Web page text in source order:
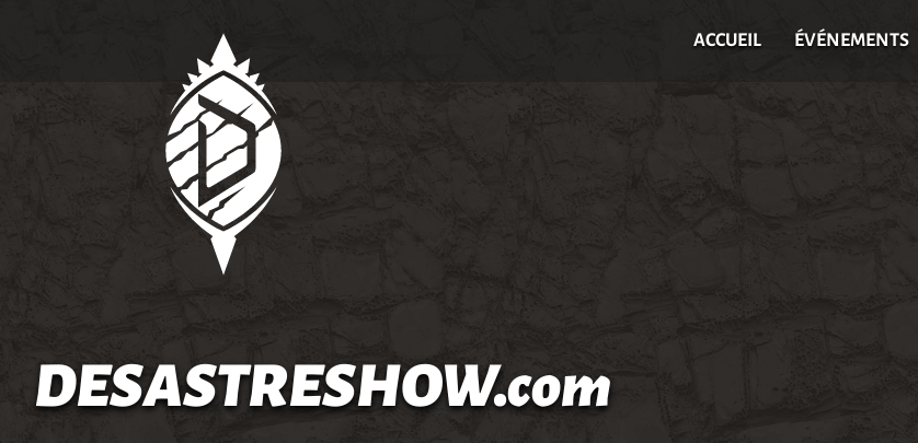
ACCUEIL ÉVÉNEMENTS
DESASTRESHOW.com